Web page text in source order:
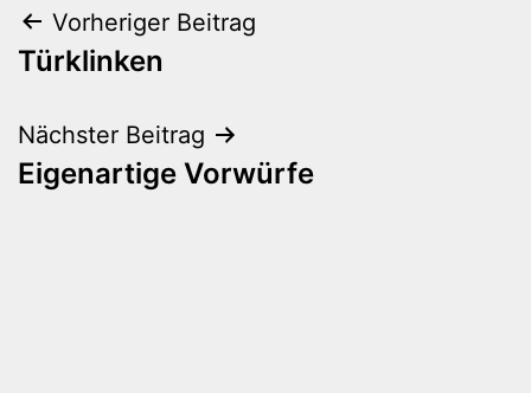
Beitragsnavigation
Vorheriger Beitrag
Türklinken
Nächster Beitrag
Eigenartige Vorwürfe